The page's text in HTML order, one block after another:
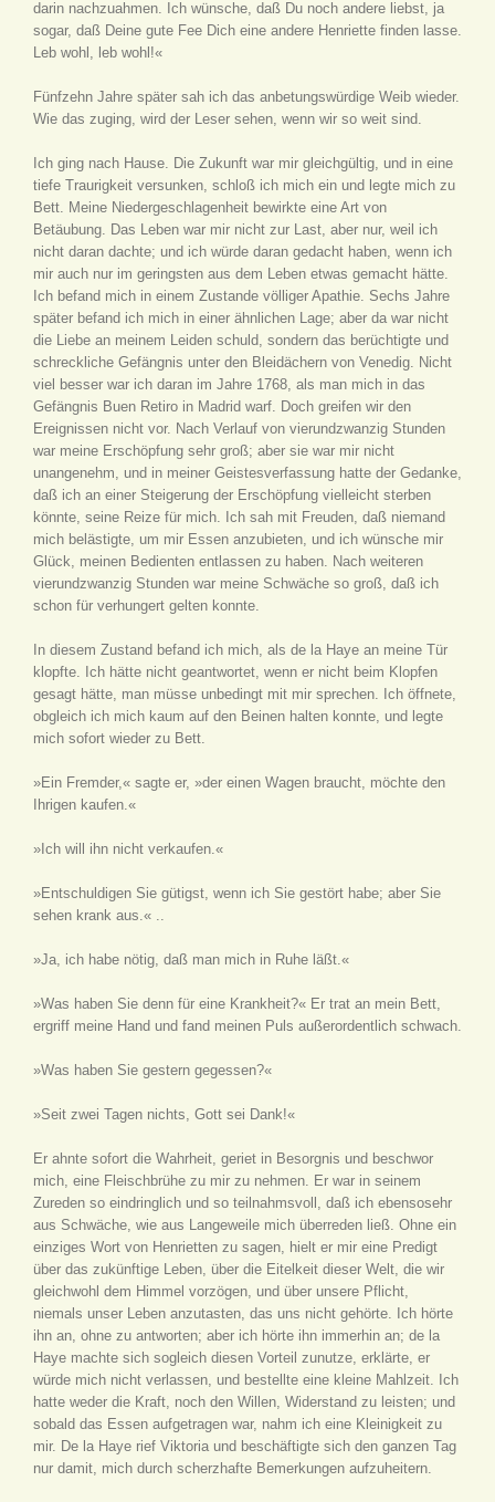
darin nachzuahmen. Ich wünsche, daß Du noch andere liebst, ja
sogar, daß Deine gute Fee Dich eine andere Henriette finden lasse.
Leb wohl, leb wohl!«
Fünfzehn Jahre später sah ich das anbetungswürdige Weib wieder.
Wie das zuging, wird der Leser sehen, wenn wir so weit sind.
Ich ging nach Hause. Die Zukunft war mir gleichgültig, und in eine
tiefe Traurigkeit versunken, schloß ich mich ein und legte mich zu
Bett. Meine Niedergeschlagenheit bewirkte eine Art von
Betäubung. Das Leben war mir nicht zur Last, aber nur, weil ich
nicht daran dachte; und ich würde daran gedacht haben, wenn ich
mir auch nur im geringsten aus dem Leben etwas gemacht hätte.
Ich befand mich in einem Zustande völliger Apathie. Sechs Jahre
später befand ich mich in einer ähnlichen Lage; aber da war nicht
die Liebe an meinem Leiden schuld, sondern das berüchtigte und
schreckliche Gefängnis unter den Bleidächern von Venedig. Nicht
viel besser war ich daran im Jahre 1768, als man mich in das
Gefängnis Buen Retiro in Madrid warf. Doch greifen wir den
Ereignissen nicht vor. Nach Verlauf von vierundzwanzig Stunden
war meine Erschöpfung sehr groß; aber sie war mir nicht
unangenehm, und in meiner Geistesverfassung hatte der Gedanke,
daß ich an einer Steigerung der Erschöpfung vielleicht sterben
könnte, seine Reize für mich. Ich sah mit Freuden, daß niemand
mich belästigte, um mir Essen anzubieten, und ich wünsche mir
Glück, meinen Bedienten entlassen zu haben. Nach weiteren
vierundzwanzig Stunden war meine Schwäche so groß, daß ich
schon für verhungert gelten konnte.
In diesem Zustand befand ich mich, als de la Haye an meine Tür
klopfte. Ich hätte nicht geantwortet, wenn er nicht beim Klopfen
gesagt hätte, man müsse unbedingt mit mir sprechen. Ich öffnete,
obgleich ich mich kaum auf den Beinen halten konnte, und legte
mich sofort wieder zu Bett.
»Ein Fremder,« sagte er, »der einen Wagen braucht, möchte den
Ihrigen kaufen.«
»Ich will ihn nicht verkaufen.«
»Entschuldigen Sie gütigst, wenn ich Sie gestört habe; aber Sie
sehen krank aus.« ..
»Ja, ich habe nötig, daß man mich in Ruhe läßt.«
»Was haben Sie denn für eine Krankheit?« Er trat an mein Bett,
ergriff meine Hand und fand meinen Puls außerordentlich schwach.
»Was haben Sie gestern gegessen?«
»Seit zwei Tagen nichts, Gott sei Dank!«
Er ahnte sofort die Wahrheit, geriet in Besorgnis und beschwor
mich, eine Fleischbrühe zu mir zu nehmen. Er war in seinem
Zureden so eindringlich und so teilnahmsvoll, daß ich ebensosehr
aus Schwäche, wie aus Langeweile mich überreden ließ. Ohne ein
einziges Wort von Henrietten zu sagen, hielt er mir eine Predigt
über das zukünftige Leben, über die Eitelkeit dieser Welt, die wir
gleichwohl dem Himmel vorzögen, und über unsere Pflicht,
niemals unser Leben anzutasten, das uns nicht gehörte. Ich hörte
ihn an, ohne zu antworten; aber ich hörte ihn immerhin an; de la
Haye machte sich sogleich diesen Vorteil zunutze, erklärte, er
würde mich nicht verlassen, und bestellte eine kleine Mahlzeit. Ich
hatte weder die Kraft, noch den Willen, Widerstand zu leisten; und
sobald das Essen aufgetragen war, nahm ich eine Kleinigkeit zu
mir. De la Haye rief Viktoria und beschäftigte sich den ganzen Tag
nur damit, mich durch scherzhafte Bemerkungen aufzuheitern.